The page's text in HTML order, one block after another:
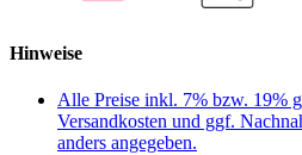
Hinweise
Alle Preise inkl. 7% bzw. 19%
Versandkosten und ggf.
anders angegeben.